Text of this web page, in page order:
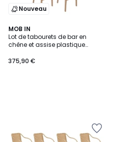
Nouveau
MOB IN
Lot de tabourets de bar en
chêne et assise plastique
Lot de 4
375,90 €